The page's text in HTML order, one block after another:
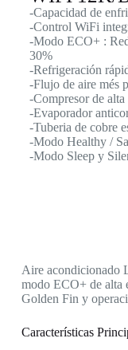
-Capacidad de
-Control WiFi
-Modo ECO+ :
30%
-Refrigeración
-Flujo de aire més
-Compresor de
-Evaporador
-Tuberia de cobre
-Modo Healthy /
-Modo Sleep y
Aire acondicionado
modo ECO+ de alta
Golden Fin y
Características